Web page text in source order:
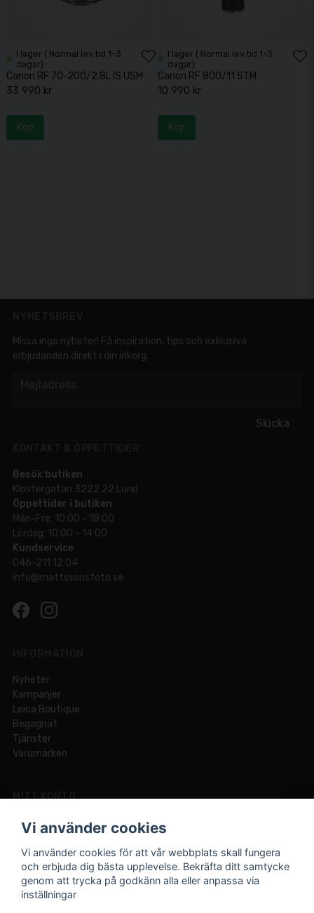
I lager ( Normal lev.tid 1-3
dagar)
Canon RF 70-200/2.8L IS USM
33 990 kr
Köp
I lager ( Normal lev.tid 1-3
dagar)
Canon RF 800/11 STM
10 990 kr
Köp
Skicka
Missa inga nyheter! Få inspiration, tips och exklusiva
erbjudanden direkt i din inkorg.
Besök butiken
Klostergatan 3222 22 Lund
Öppettider i butiken
Mån-Fre: 10:00 - 18:00
Lördag: 10:00 - 14:00
Kundservice
046-211 12 04
info@mattssonsfoto.se
Nyheter
Kampanjer
Leica Boutique
Begagnat
Tjänster
Varumärken
MITT KONTO
Logga in
Registrera dig
Glömt lösenord?
Vi använder cookies
Vi använder cookies för att vår webbplats skall fungera
och erbjuda dig bästa upplevelse. Bekräfta ditt samtycke
genom att trycka på godkänn alla eller anpassa via
inställningar